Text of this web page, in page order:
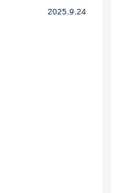
2025.9.24